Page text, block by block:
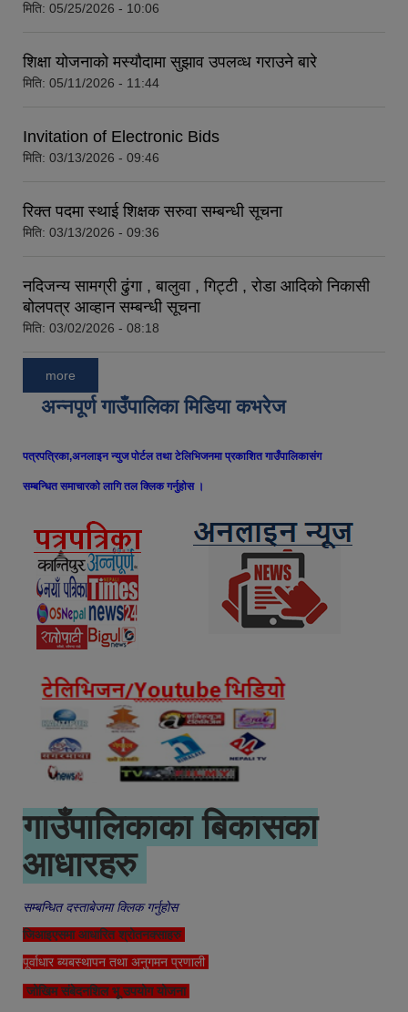
मिति: 05/25/2026 - 10:06
शिक्षा योजनाको मस्यौदामा सुझाव उपलव्ध गराउने बारे
मिति: 05/11/2026 - 11:44
Invitation of Electronic Bids
मिति: 03/13/2026 - 09:46
रिक्त पदमा स्थाई शिक्षक सरुवा सम्बन्धी सूचना
मिति: 03/13/2026 - 09:36
नदिजन्य सामग्री ढुंगा , बालुवा , गिट्टी , रोडा आदिको निकासी
बोलपत्र आव्हान सम्बन्धी सूचना
मिति: 03/02/2026 - 08:18
more
अन्नपूर्ण गाउँपालिका मिडिया कभरेज
पत्रपत्रिका,अनलाइन न्युज पोर्टल तथा टेलिभिजनमा प्रकाशित गाउँपालिकासंग
सम्बन्धित समाचारको लागि तल क्लिक गर्नुहोस ।
गाउँपालिकाका बिकासका
आधारहरु
सम्बन्धित दस्ताबेजमा क्लिक गर्नुहोस
जिआइएसमा आधारित श्रोतनक्साहरु
पूर्वाधार ब्यबस्थापन तथा अनुगमन प्रणाली
जोखिम संबेदनशिल भू उपयोग योजना